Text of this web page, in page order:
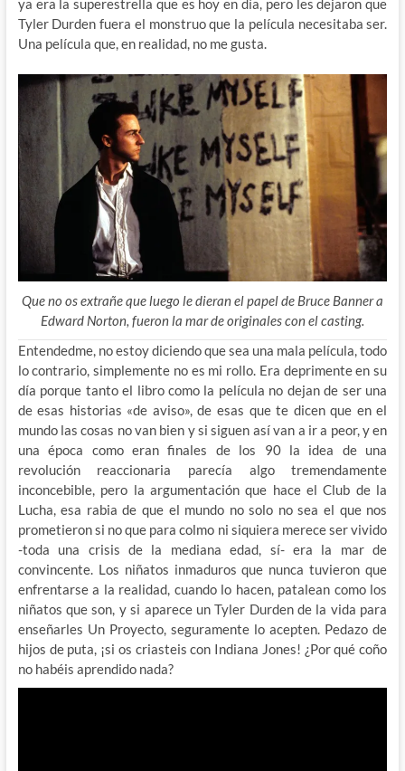
ya era la superestrella que es hoy en día, pero les dejaron que
Tyler Durden fuera el monstruo que la película necesitaba ser.
Una película que, en realidad, no me gusta.
Que no os extrañe que luego le dieran el papel de Bruce Banner a
Edward Norton, fueron la mar de originales con el casting.
Entendedme, no estoy diciendo que sea una mala película, todo
lo contrario, simplemente no es mi rollo. Era deprimente en su
día porque tanto el libro como la película no dejan de ser una
de esas historias «de aviso», de esas que te dicen que en el
mundo las cosas no van bien y si siguen así van a ir a peor, y en
una época como eran finales de los 90 la idea de una
revolución reaccionaria parecía algo tremendamente
inconcebible, pero la argumentación que hace el Club de la
Lucha, esa rabia de que el mundo no solo no sea el que nos
prometieron si no que para colmo ni siquiera merece ser vivido
-toda una crisis de la mediana edad, sí- era la mar de
convincente. Los niñatos inmaduros que nunca tuvieron que
enfrentarse a la realidad, cuando lo hacen, patalean como los
niñatos que son, y si aparece un Tyler Durden de la vida para
enseñarles Un Proyecto, seguramente lo acepten. Pedazo de
hijos de puta, ¡si os criasteis con Indiana Jones! ¿Por qué coño
no habéis aprendido nada?